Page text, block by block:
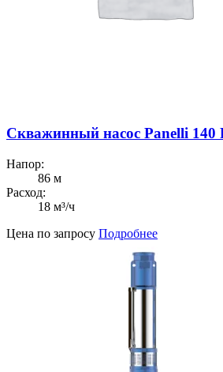
Скважинный насос Panelli 140
Напор:
86 м
Расход:
18 м³/ч
Цена по запросу Подробнее